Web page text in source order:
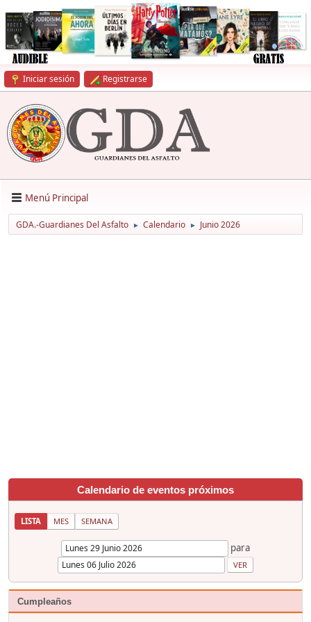
Iniciar sesión Registrarse
Menú Principal
GDA.-Guardianes Del Asfalto ► Calendario ► Junio 2026
Calendario de eventos próximos
LISTA MES SEMANA
para
Cumpleaños